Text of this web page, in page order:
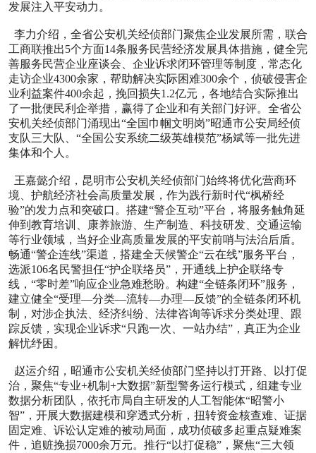
发展注入平安动力。
李力介绍，全省公安机关经侦部门聚焦企业发展所需，联合
工商联推出5个方面14条服务民营经济发展具体措施，健全完
善服务民营企业座谈会、企业诉求闭环管理等制度，常态化
走访企业4300余家，帮助解决实际困难300余个，侦破侵害企
业利益案件400余起，挽回损失1.2亿元，各地结合实际推出
了一批便民利企举措，赢得了企业和有关部门好评。全省公
安机关经侦部门涌现出“全国巾帼文明岗”昭通市公安局经侦
支队三大队、“全国公安系统二级英雄模范”杨斌等一批先进
集体和个人。
王嘉懿介绍，昆明市公安机关经侦部门始终将优化营商环
境、护航经济社会高质量发展，作为践行新时代“枫桥经
验”的发力点和突破口。搭建“警企互动”平台，将服务触角延
伸到教育培训、康养旅游、生产制造、科技研发、交通运输
等行业领域，当好企业高质量发展的平安前哨与法治后盾。
畅通“警企连线”渠道，搭建全天候警企“云在线”服务平台，
选派106名民警担任“护企联络员”，开通线上护企联络专
线，“零时差”响应企业急难愁盼。构建“全链条闭环”服务，
建立健全“受理—分类—流转—办理—反馈”的全链条闭环机
制，对涉企执法、经济纠纷、法律咨询等诉求分类处理、跟
踪反馈，实现企业诉求“只跑一次、一站办结”，真正为企业
解忧纾困。
赵运介绍，昭通市公安机关经侦部门坚持以打开路、以打促
治，聚焦“专业+机制+大数据”新型警务运行模式，组建专业
数据分析团队，依托市局自主研发的人工智能体“昭警小
智”，开展大数据建模和穿透式分析，扭转资金核查难、证据
固定难、诉讼认定难的被动局面，成功侦破多起重点疑难案
件，追赃挽损7000余万元。推行“以打促稳”，聚焦“三大领